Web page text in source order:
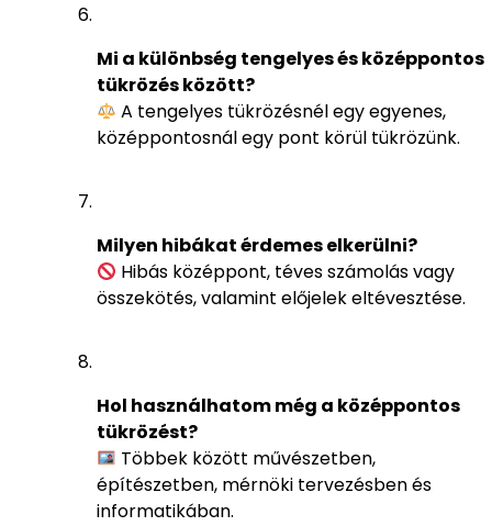
Mi a különbség tengelyes és középpontos
tükrözés között?
A tengelyes tükrözésnél egy egyenes,
középpontosnál egy pont körül tükrözünk.
Milyen hibákat érdemes elkerülni?
Hibás középpont, téves számolás vagy
összekötés, valamint előjelek eltévesztése.
Hol használhatom még a középpontos
tükrözést?
Többek között művészetben,
építészetben, mérnöki tervezésben és
informatikában.